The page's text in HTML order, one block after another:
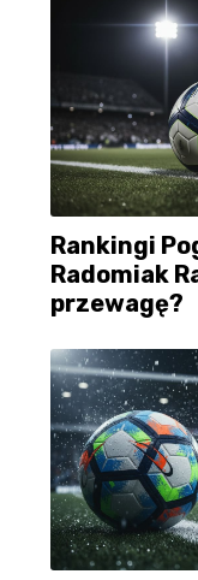
Rankingi
Radomiak
przewagę?